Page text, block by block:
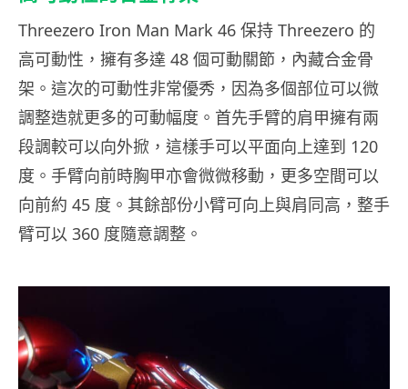
Threezero Iron Man Mark 46 保持 Threezero 的
高可動性，擁有多達 48 個可動關節，內藏合金骨
架。這次的可動性非常優秀，因為多個部位可以微
調整造就更多的可動幅度。首先手臂的肩甲擁有兩
段調較可以向外掀，這樣手可以平面向上達到 120
度。手臂向前時胸甲亦會微微移動，更多空間可以
向前約 45 度。其餘部份小臂可向上與肩同高，整手
臂可以 360 度隨意調整。